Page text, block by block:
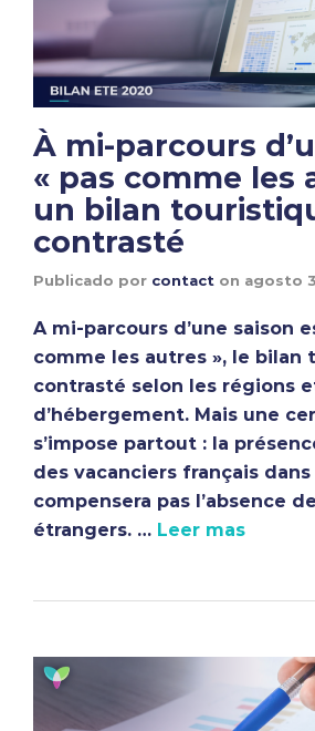
À mi-parcours
« pas comme les
un bilan
contrasté
Publicado por contact on agosto
A mi-parcours d’une saison
comme les autres », le
contrasté selon les régions
d’hébergement. Mais une
s’impose partout : la
des vacanciers français dans
compensera pas l’absence
étrangers. … Leer mas